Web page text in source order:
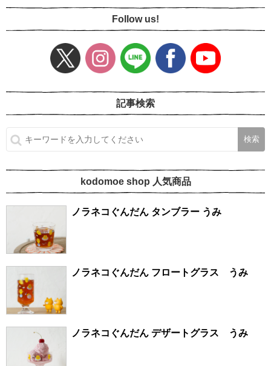
Follow us!
記事検索
kodomoe shop 人気商品
ノラネコぐんだん タンブラー うみ
ノラネコぐんだん フロートグラス うみ
ノラネコぐんだん デザートグラス うみ